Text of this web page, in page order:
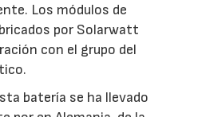
Los módulos de
por Solarwatt
con el grupo del
batería se ha llevado